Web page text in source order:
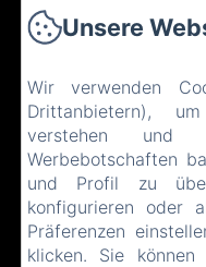
EN
FR
Unsere
Wir verwenden
Drittanbietern),
verstehen
Werbebotschaften
und Profil zu
konfigurieren oder
Präferenzen
klicken. Sie